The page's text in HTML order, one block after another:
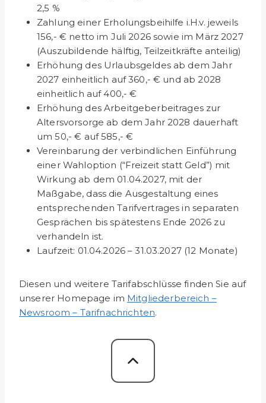
2,5 %
Zahlung einer Erholungsbeihilfe i.H.v. jeweils
156,- € netto im Juli 2026 sowie im März 2027
(Auszubildende hälftig, Teilzeitkräfte anteilig)
Erhöhung des Urlaubsgeldes ab dem Jahr
2027 einheitlich auf 360,- € und ab 2028
einheitlich auf 400,- €
Erhöhung des Arbeitgeberbeitrages zur
Altersvorsorge ab dem Jahr 2028 dauerhaft
um 50,- € auf 585,- €
Vereinbarung der verbindlichen Einführung
einer Wahloption (“Freizeit statt Geld”) mit
Wirkung ab dem 01.04.2027, mit der
Maßgabe, dass die Ausgestaltung eines
entsprechenden Tarifvertrages in separaten
Gesprächen bis spätestens Ende 2026 zu
verhandeln ist.
Laufzeit: 01.04.2026 – 31.03.2027 (12 Monate)
Diesen und weitere Tarifabschlüsse finden Sie auf
unserer Homepage im Mitgliederbereich –
Newsroom – Tarifnachrichten.